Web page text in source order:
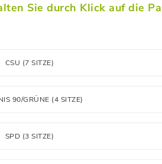
Sie durch Klick auf die
CSU (7 SITZE)
90/GRÜNE (4 SITZE)
SPD (3 SITZE)